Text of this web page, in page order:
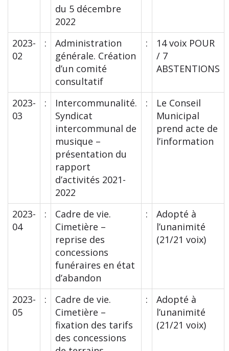
du 5 décembre
2022
2023-
02
:
Administration
générale. Création
d’un comité
consultatif
:
14 voix POUR
/ 7
ABSTENTIONS
2023-
03
:
Intercommunalité.
Syndicat
intercommunal de
musique –
présentation du
rapport
d’activités 2021-
2022
:
Le Conseil
Municipal
prend acte de
l’information
2023-
04
:
Cadre de vie.
Cimetière –
reprise des
concessions
funéraires en état
d’abandon
:
Adopté à
l’unanimité
(21/21 voix)
2023-
05
:
Cadre de vie.
Cimetière –
fixation des tarifs
des concessions
:
Adopté à
l’unanimité
(21/21 voix)